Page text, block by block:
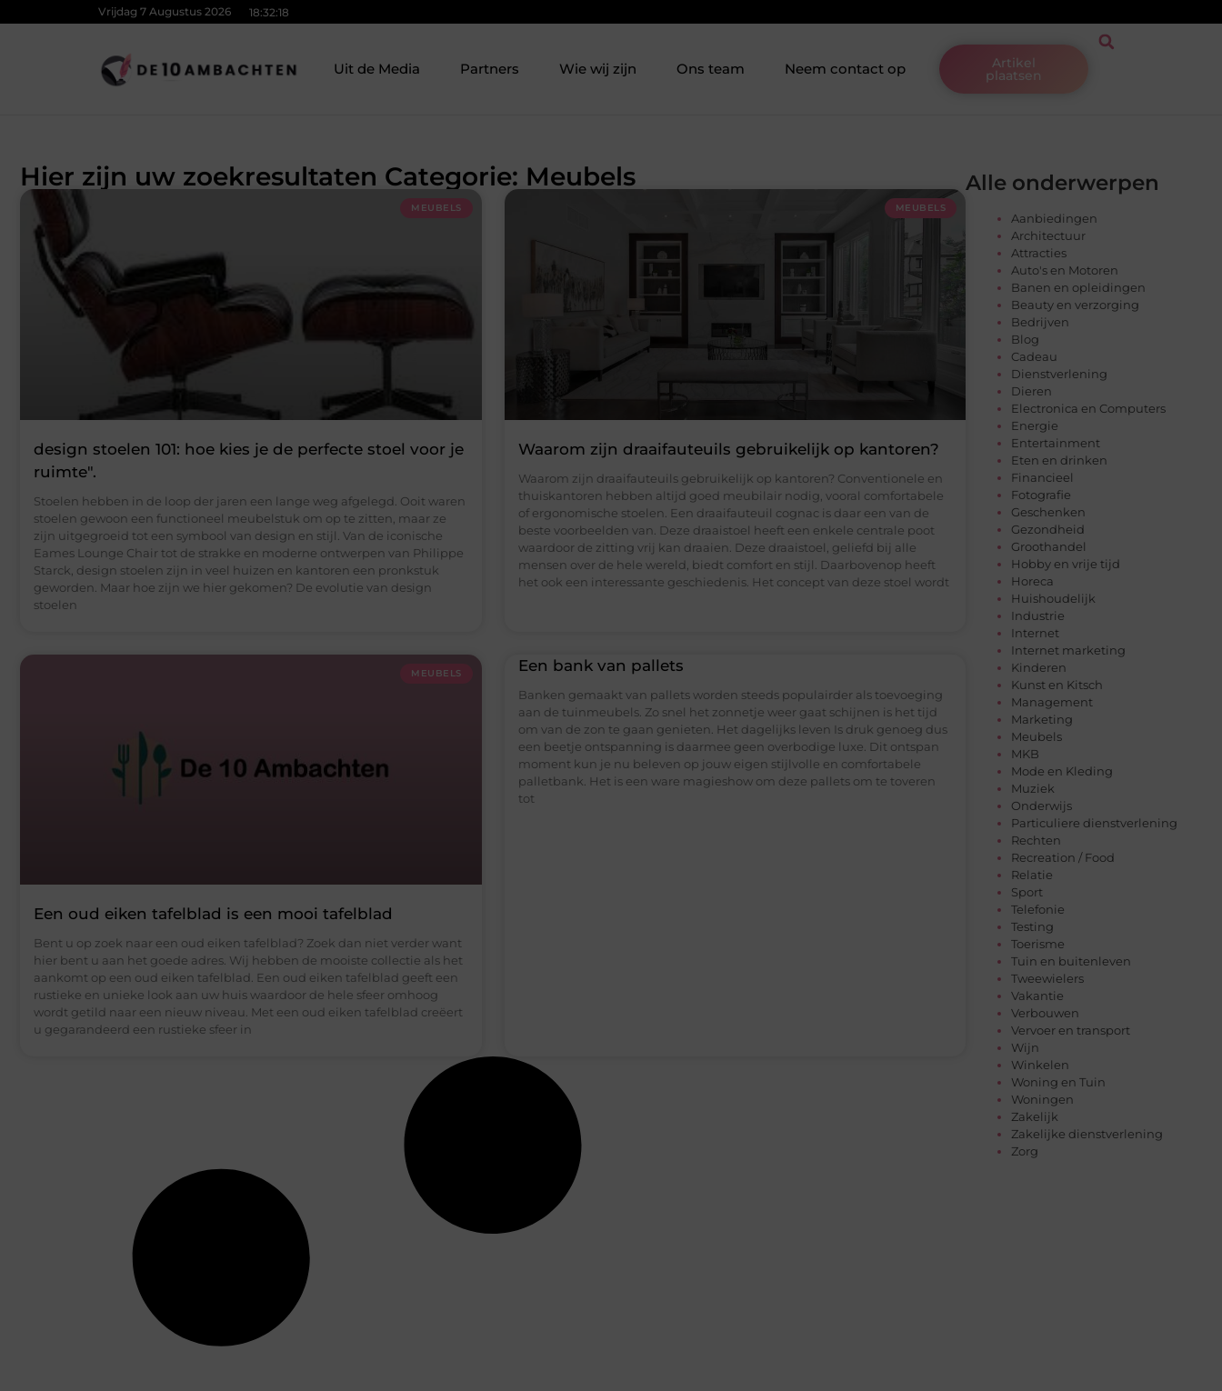
Vrijdag 7 Augustus 2026 18:32:19
Uit de Media Partners Wie wij zijn Ons team Neem contact op Artikel
plaatsen
Hier zijn uw zoekresultaten Categorie: Meubels
MEUBELS
design stoelen 101: hoe kies je de perfecte stoel voor je
ruimte".
Stoelen hebben in de loop der jaren een lange weg afgelegd. Ooit waren
stoelen gewoon een functioneel meubelstuk om op te zitten, maar ze
zijn uitgegroeid tot een symbool van design en stijl. Van de iconische
Eames Lounge Chair tot de strakke en moderne ontwerpen van Philippe
Starck, design stoelen zijn in veel huizen en kantoren een pronkstuk
geworden. Maar hoe zijn we hier gekomen? De evolutie van design
stoelen
MEUBELS
Waarom zijn draaifauteuils gebruikelijk op kantoren?
Waarom zijn draaifauteuils gebruikelijk op kantoren? Conventionele en
thuiskantoren hebben altijd goed meubilair nodig, vooral comfortabele
of ergonomische stoelen. Een draaifauteuil cognac is daar een van de
beste voorbeelden van. Deze draaistoel heeft een enkele centrale poot
waardoor de zitting vrij kan draaien. Deze draaistoel, geliefd bij alle
mensen over de hele wereld, biedt comfort en stijl. Daarbovenop heeft
het ook een interessante geschiedenis. Het concept van deze stoel wordt
MEUBELS
Een oud eiken tafelblad is een mooi tafelblad
Bent u op zoek naar een oud eiken tafelblad? Zoek dan niet verder want
hier bent u aan het goede adres. Wij hebben de mooiste collectie als het
aankomt op een oud eiken tafelblad. Een oud eiken tafelblad geeft een
rustieke en unieke look aan uw huis waardoor de hele sfeer omhoog
wordt getild naar een nieuw niveau. Met een oud eiken tafelblad creëert
u gegarandeerd een rustieke sfeer in
Een bank van pallets
Banken gemaakt van pallets worden steeds populairder als toevoeging
aan de tuinmeubels. Zo snel het zonnetje weer gaat schijnen is het tijd
om van de zon te gaan genieten. Het dagelijks leven Is druk genoeg dus
een beetje ontspanning is daarmee geen overbodige luxe. Dit ontspan
moment kun je nu beleven op jouw eigen stijlvolle en comfortabele
palletbank. Het is een ware magieshow om deze pallets om te toveren
tot
Alle onderwerpen
Aanbiedingen
Architectuur
Attracties
Auto's en Motoren
Banen en opleidingen
Beauty en verzorging
Bedrijven
Blog
Cadeau
Dienstverlening
Dieren
Electronica en Computers
Energie
Entertainment
Eten en drinken
Financieel
Fotografie
Geschenken
Gezondheid
Groothandel
Hobby en vrije tijd
Horeca
Huishoudelijk
Industrie
Internet
Internet marketing
Kinderen
Kunst en Kitsch
Management
Marketing
Meubels
MKB
Mode en Kleding
Muziek
Onderwijs
Particuliere dienstverlening
Rechten
Recreation / Food
Relatie
Sport
Telefonie
Testing
Toerisme
Tuin en buitenleven
Tweewielers
Vakantie
Verbouwen
Vervoer en transport
Wijn
Winkelen
Woning en Tuin
Woningen
Zakelijk
Zakelijke dienstverlening
Zorg